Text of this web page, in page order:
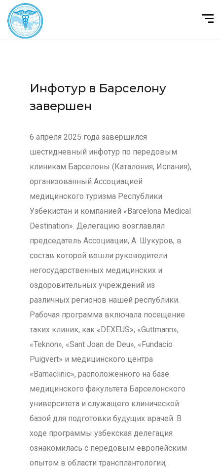
Инфотур в Барселону
завершен
6 апреля 2025 года завершился
шестидневный инфотур по передовым
клиникам Барселоны (Каталония, Испания),
организованный Ассоциацией
медицинского туризма Республики
Узбекистан и компанией «Barcelona Medical
Destination». Делегацию возглавлял
председатель Ассоциации, А. Шукуров, в
состав которой вошли руководители
негосударственных медицинских и
оздоровительных учреждений из
различных регионов нашей республики.
Рабочая программа включала посещение
таких клиник, как «DEXEUS», «Guttmann»,
«Teknon», «Sant Joan de Deu», «Fundacio
Puigvert» и медицинского центра
«Barnaclinic», расположенного на базе
медицинского факультета Барселонского
университета и служащего клинической
базой для подготовки будущих врачей. В
ходе программы узбекская делегация
ознакомилась с передовым европейским
опытом в области трансплантологии,